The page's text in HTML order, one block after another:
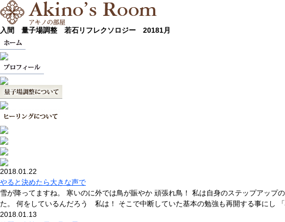
入間 量子場調整 若石リフレクソロジー 20181月
2018.01.22
やると決めたら大きな声で
雪が降ってますね。 寒いのに外では鳥が賑やか 頑張れ鳥！ 私は自身のステップアッ
た。 何をしているんだろう 私は！ そこで中断していた基本の勉強も再開する事にし
2018.01.13